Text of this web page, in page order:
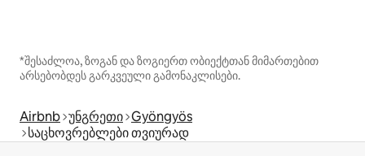
*შესაძლოა, ზოგან და ზოგიერთ ობიექტთან მიმართებით
არსებობდეს გარკვეული გამონაკლისები.
Airbnb უნგრეთი Gyöngyös
საცხოვრებლები თვიურად